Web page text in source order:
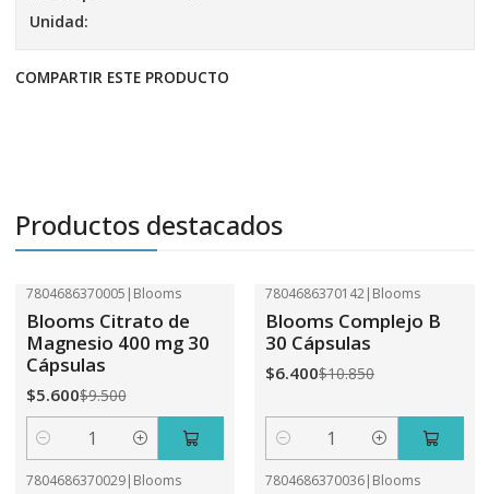
Unidad:
COMPARTIR ESTE PRODUCTO
Productos destacados
7804686370005 | Blooms
Blooms Citrato de
Magnesio 400 mg 30
Cápsulas
$5.600$9.500
Cantidad
7804686370142| Blooms
Blooms Complejo B
30 Cápsulas
$6.400$10.850
Cantidad
7804686370029| Blooms 7804686370036| Blooms